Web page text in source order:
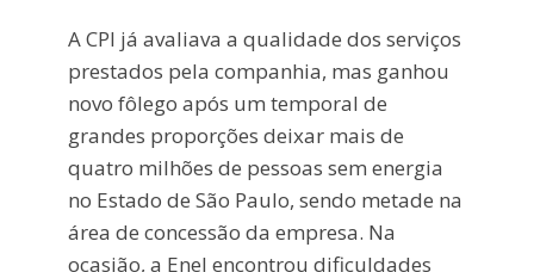
A CPI já avaliava a qualidade dos serviços
prestados pela companhia, mas ganhou
novo fôlego após um temporal de
grandes proporções deixar mais de
quatro milhões de pessoas sem energia
no Estado de São Paulo, sendo metade na
área de concessão da empresa. Na
ocasião, a Enel encontrou dificuldades